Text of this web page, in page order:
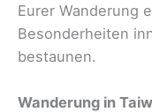
Eurer Wanderung
Besonderheiten
bestaunen.
Wanderung in